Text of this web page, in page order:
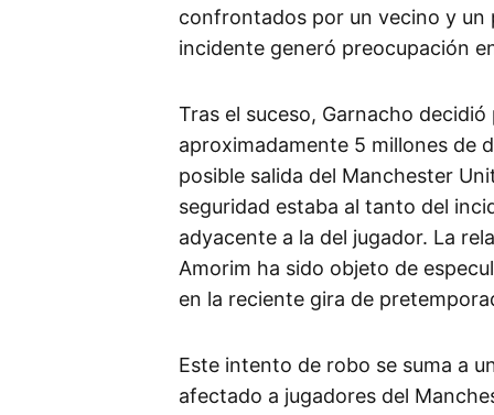
confrontados por un vecino y un
incidente generó preocupación
Tras el suceso, Garnacho
aproximadamente 5 millones de
posible salida del Manchester
seguridad estaba al tanto del
adyacente a la del jugador. La
Amorim ha sido objeto de
en la reciente gira de
Este intento de robo se suma a
afectado a jugadores del